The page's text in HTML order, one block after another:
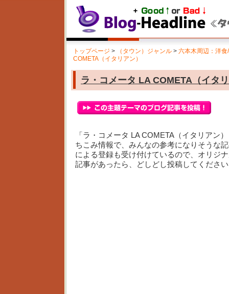
トップページ > （タウン）ジャンル > 六本木周辺：洋食
COMETA（イタリアン）
ラ・コメータ LA COMETA（イタ
「ラ・コメータ LA COMETA（イタリアン
ちこみ情報で、みんなの参考になりそうな
による登録も受け付けているので、オリジ
記事があったら、どしどし投稿してくださ